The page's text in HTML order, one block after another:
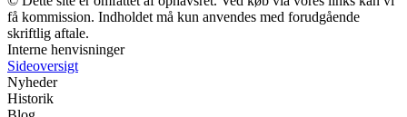
få kommission. Indholdet må kun anvendes med forudgående
skriftlig aftale.
Interne henvisninger
Sideoversigt
Nyheder
Historik